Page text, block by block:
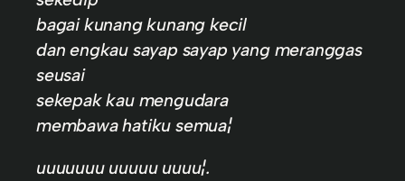
bagai kunang kunang kecil
dan engkau sayap sayap yang meranggas
seusai
sekepak kau mengudara
membawa hatiku semua¦
uuuuuuu uuuuu uuuu¦.